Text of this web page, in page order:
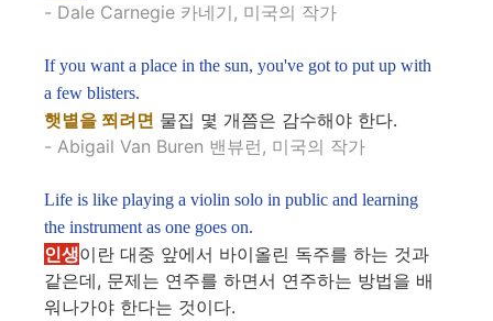
- Dale Carnegie 카네기, 미국의 작가
If you want a place in the sun, you've got to put up with
a few blisters.
햇볕을 쬐려면 물집 몇 개쯤은 감수해야 한다.
- Abigail Van Buren 밴뷰런, 미국의 작가
Life is like playing a violin solo in public and learning
the instrument as one goes on.
인생이란 대중 앞에서 바이올린 독주를 하는 것과
같은데, 문제는 연주를 하면서 연주하는 방법을 배
워나가야 한다는 것이다.